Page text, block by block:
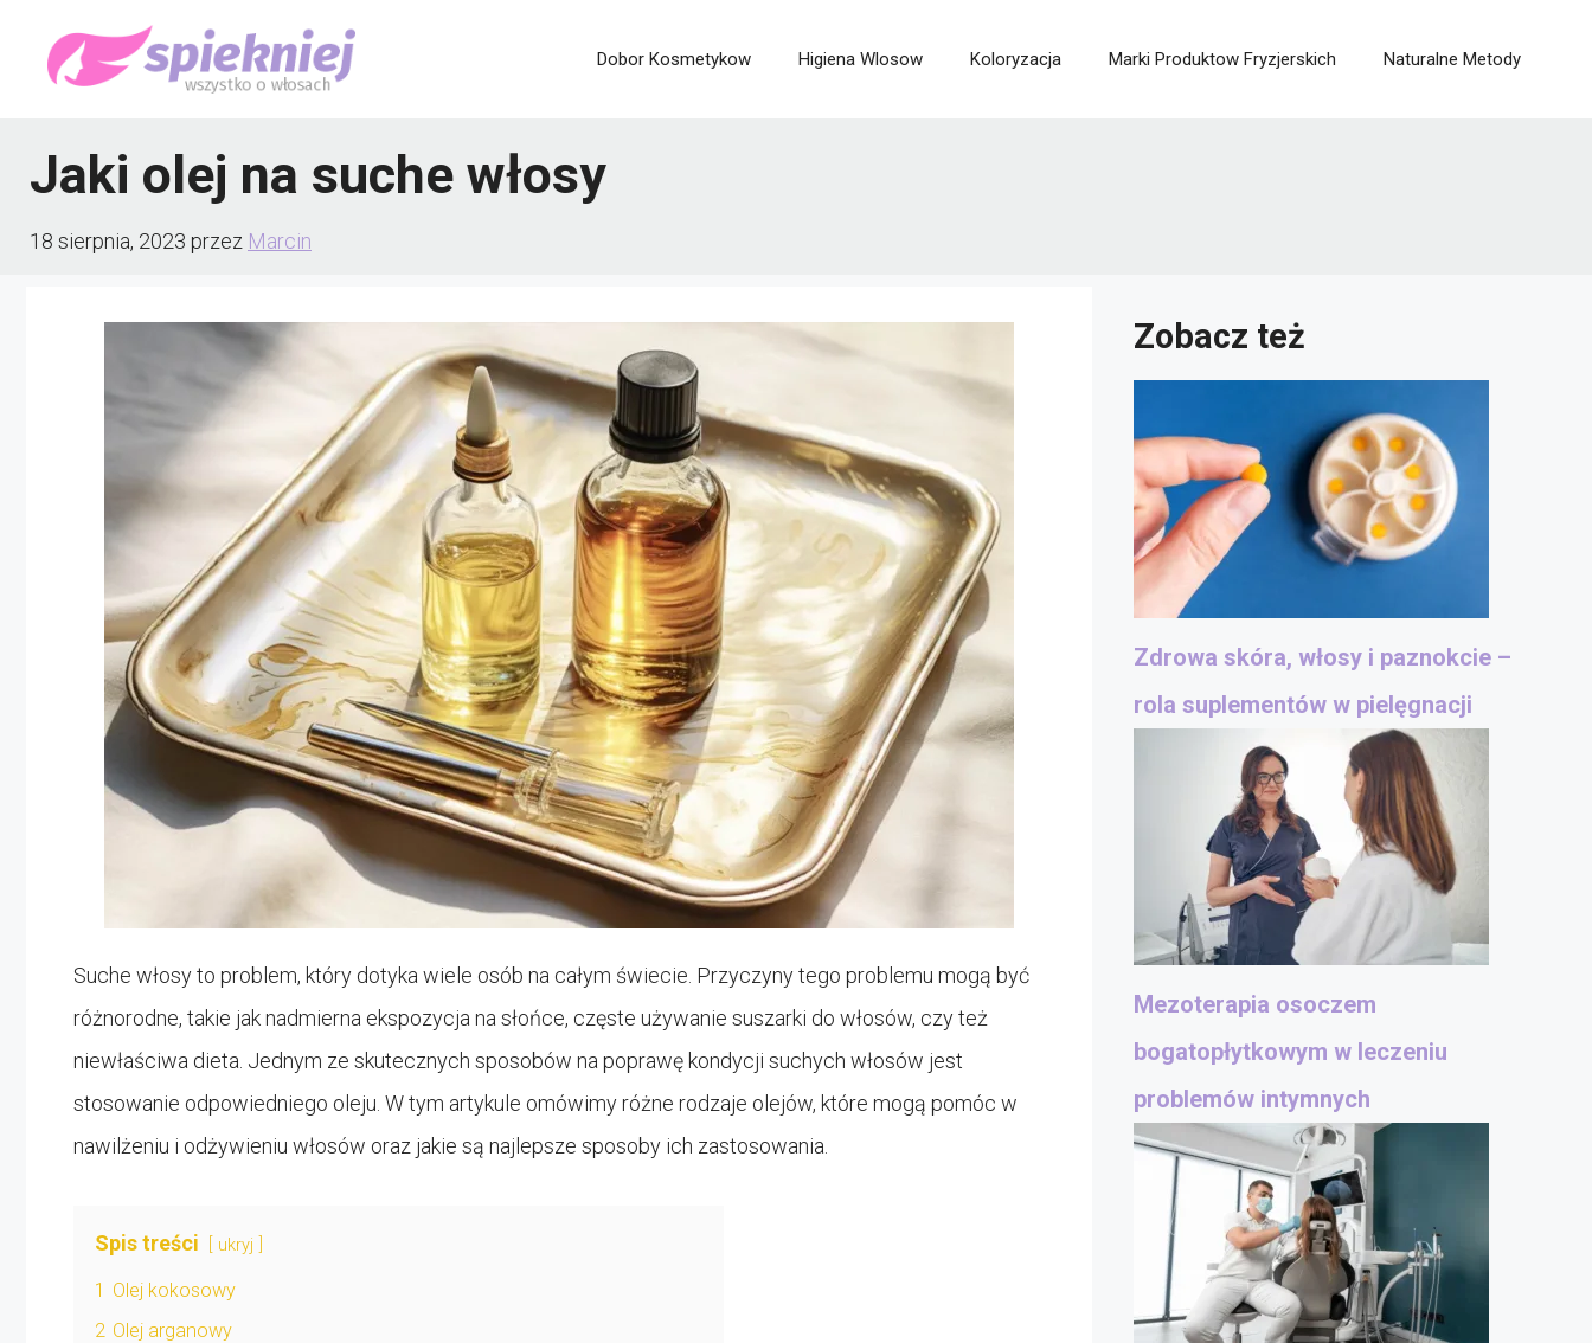
Dobor Kosmetykow Higiena Wlosow Koloryzacja Marki Produktow Fryzjerskich Naturalne Metody
Jaki olej na suche włosy
18 sierpnia, 2023 przez Marcin
Suche włosy to problem, który dotyka wiele osób na całym świecie. Przyczyny tego problemu mogą być
różnorodne, takie jak nadmierna ekspozycja na słońce, częste używanie suszarki do włosów, czy też
niewłaściwa dieta. Jednym ze skutecznych sposobów na poprawę kondycji suchych włosów jest
stosowanie odpowiedniego oleju. W tym artykule omówimy różne rodzaje olejów, które mogą pomóc w
nawilżeniu i odżywieniu włosów oraz jakie są najlepsze sposoby ich zastosowania.
Spis treści ukryj
1 Olej kokosowy
2 Olej arganowy
Zobacz też
Zdrowa skóra, włosy i paznokcie –
rola suplementów w pielęgnacji
Mezoterapia osoczem
bogatopłytkowym w leczeniu
problemów intymnych